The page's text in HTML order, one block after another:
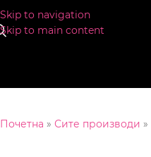
Skip to navigation
Skip to main content
Почетна » Сите производи »